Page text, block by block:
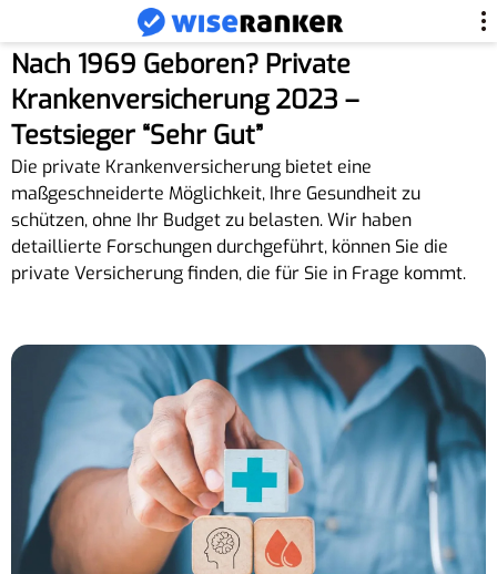
Nach 1969 Geboren? Private
Krankenversicherung 2023 –
Testsieger “Sehr Gut”
Die private Krankenversicherung bietet eine
maßgeschneiderte Möglichkeit, Ihre Gesundheit zu
schützen, ohne Ihr Budget zu belasten. Wir haben
detaillierte Forschungen durchgeführt, können Sie die
private Versicherung finden, die für Sie in Frage kommt.